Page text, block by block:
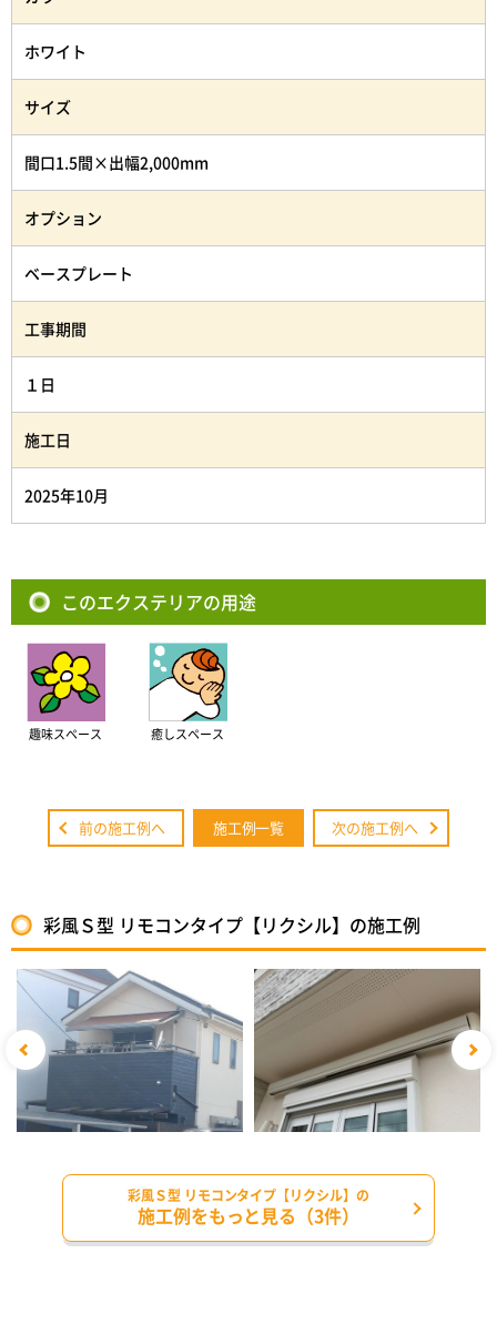
ホワイト
サイズ
間口1.5間×出幅2,000mm
オプション
ベースプレート
工事期間
１日
施工日
2025年10月
このエクステリアの用途
趣味スペース 癒しスペース
前の施工例へ 施工例一覧 次の施工例へ
彩風Ｓ型 リモコンタイプ【リクシル】の施工例
彩風Ｓ型 リモコンタイプ【リクシル】の
施工例をもっと見る（3件）